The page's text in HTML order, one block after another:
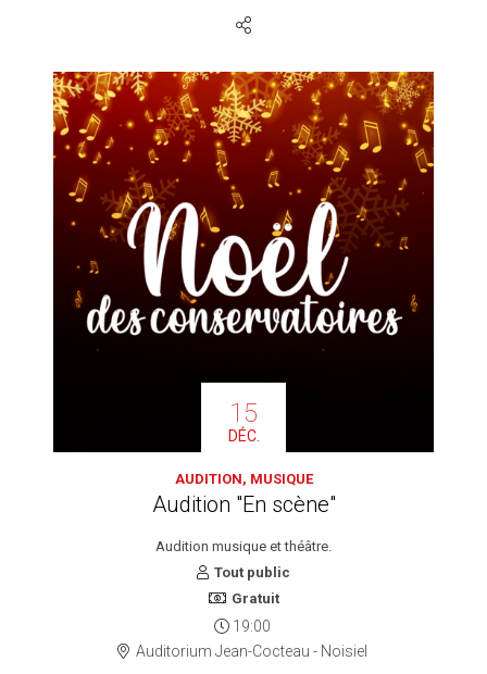
15
DÉC.
AUDITION, MUSIQUE
Audition "En scène"
Audition musique et théâtre.
Tout public
Gratuit
19:00
Auditorium Jean-Cocteau - Noisiel